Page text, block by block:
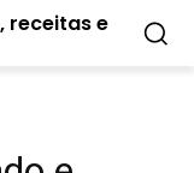
receitas e